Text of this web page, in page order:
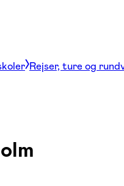
Rejser, ture og